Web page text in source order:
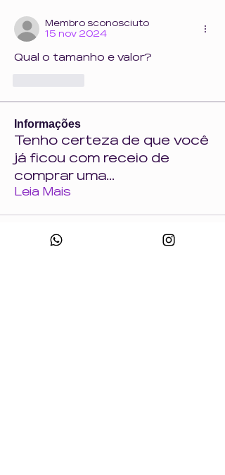
Membro sconosciuto
15 nov 2024
Qual o tamanho e valor?
Informações
Tenho certeza de que você
já ficou com receio de
comprar uma...
Leia Mais